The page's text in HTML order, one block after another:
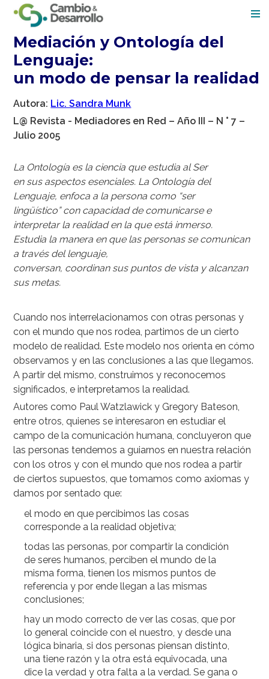
Mediación y Ontología del
Lenguaje:
un modo de pensar la realidad
Autora: Lic. Sandra Munk
L@ Revista - Mediadores en Red – Año III – N ° 7 –
Julio 2005
La Ontología es la ciencia que estudia al Ser
en sus aspectos esenciales. La Ontología del
Lenguaje, enfoca a la persona como “ser
lingüístico” con capacidad de comunicarse e
interpretar la realidad en la que está inmerso.
Estudia la manera en que las personas se comunican
a través del lenguaje,
conversan, coordinan sus puntos de vista y alcanzan
sus metas.
Cuando nos interrelacionamos con otras personas y
con el mundo que nos rodea, partimos de un cierto
modelo de realidad. Este modelo nos orienta en cómo
observamos y en las conclusiones a las que llegamos.
A partir del mismo, construimos y reconocemos
significados, e interpretamos la realidad.
Autores como Paul Watzlawick y Gregory Bateson,
entre otros, quienes se interesaron en estudiar el
campo de la comunicación humana, concluyeron que
las personas tendemos a guiarnos en nuestra relación
con los otros y con el mundo que nos rodea a partir
de ciertos supuestos, que tomamos como axiomas y
damos por sentado que:
el modo en que percibimos las cosas
corresponde a la realidad objetiva;
todas las personas, por compartir la condición
de seres humanos, perciben el mundo de la
misma forma, tienen los mismos puntos de
referencia y por ende llegan a las mismas
conclusiones;
hay un modo correcto de ver las cosas, que por
lo general coincide con el nuestro, y desde una
lógica binaria, si dos personas piensan distinto,
una tiene razón y la otra está equivocada, una
dice la verdad y otra falta a la verdad. Se gana o